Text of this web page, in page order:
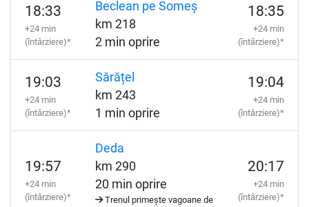
18:33
+24 min
(întârziere)*
Beclean pe Someș
km 218
2 min oprire
18:35
+24 min
(întârziere)*
19:03
+24 min
(întârziere)*
Sărățel
km 243
1 min oprire
19:04
+24 min
(întârziere)*
19:57
+24 min
(întârziere)*
Deda
km 290
20 min oprire
Trenul primește vagoane de
20:17
+24 min
(întârziere)*